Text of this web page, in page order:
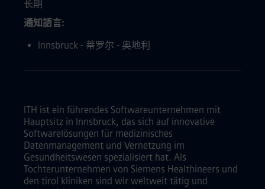
长期
通知語言
Innsbruck - 蒂罗尔 - 奥地利
ITH ist ein führendes Softwareunternehmen mit
Hauptsitz in Innsbruck, das sich auf innovative
Softwarelösungen für medizinisches
Datenmanagement und Vernetzung im
Gesundheitswesen spezialisiert hat. Als
Tochterunternehmen von Siemens Healthineers und
den tirol kliniken sind wir weltweit tätig und